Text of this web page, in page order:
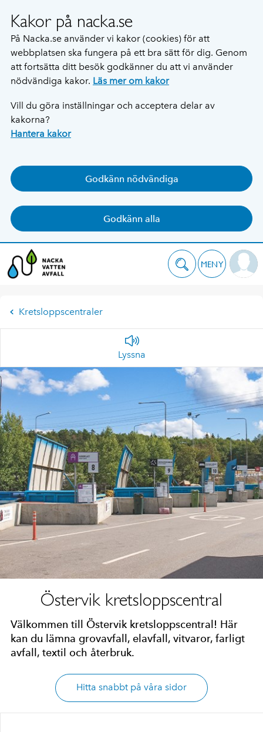
Kakor på nacka.se
På Nacka.se använder vi kakor (cookies) för att
webbplatsen ska fungera på ett bra sätt för dig. Genom
att fortsätta ditt besök godkänner du att vi använder
nödvändiga kakor. Läs mer om kakor
Vill du göra inställningar och acceptera delar av
kakorna?
Hantera kakor
Godkänn nödvändiga
Godkänn alla
MENY
Kretsloppscentraler
Lyssna
Östervik kretsloppscentral
Välkommen till Östervik kretsloppscentral! Här
kan du lämna grovavfall, elavfall, vitvaror, farligt
avfall, textil och återbruk.
Hitta snabbt på våra sidor